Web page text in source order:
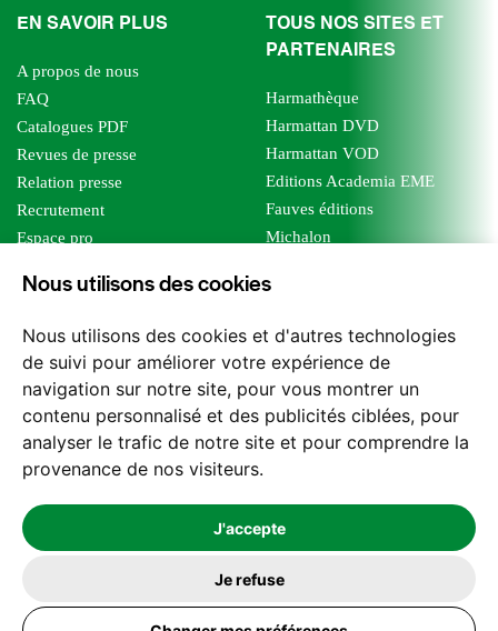
Nous utilisons des cookies
Nous utilisons des cookies et d'autres technologies
de suivi pour améliorer votre expérience de
navigation sur notre site, pour vous montrer un
contenu personnalisé et des publicités ciblées, pour
analyser le trafic de notre site et pour comprendre la
provenance de nos visiteurs.
J'accepte
Je refuse
EN SAVOIR PLUS
A propos de nous
FAQ
Catalogues PDF
Revues de presse
Relation presse
Recrutement
Espace pro
Foreign rights
TOUS NOS SITES ET
PARTENAIRES
Harmathèque
Harmattan DVD
Harmattan VOD
Editions Academia EME
Fauves éditions
Michalon
Editions Sutton
Les impliqués
Tous les éditeurs
Nos structures
Nous contacter
2026 -© Les Editions l'Harmattan. Tous droits réservés - Site réalisé par